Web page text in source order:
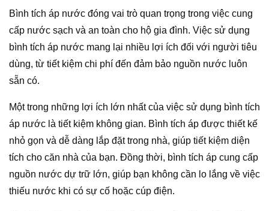
Bình tích áp nước đóng vai trò quan trọng trong việc cung
cấp nước sạch và an toàn cho hộ gia đình. Việc sử dụng
bình tích áp nước mang lại nhiều lợi ích đối với người tiêu
dùng, từ tiết kiệm chi phí đến đảm bảo nguồn nước luôn
sẵn có.
Một trong những lợi ích lớn nhất của việc sử dụng bình tích
áp nước là tiết kiệm không gian. Bình tích áp được thiết kế
nhỏ gọn và dễ dàng lắp đặt trong nhà, giúp tiết kiệm diện
tích cho căn nhà của bạn. Đồng thời, bình tích áp cung cấp
nguồn nước dự trữ lớn, giúp bạn không cần lo lắng về việc
thiếu nước khi có sự cố hoặc cúp điện.